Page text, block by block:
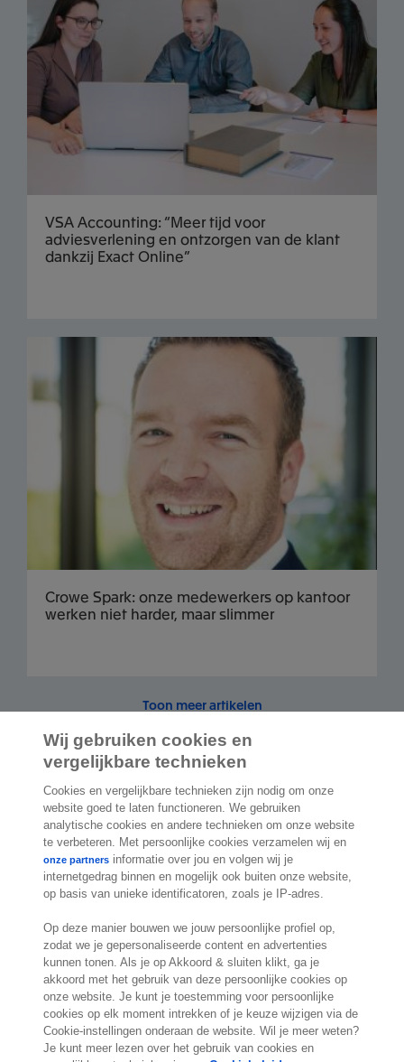
VSA Accounting: “Meer tijd voor
adviesverlening en ontzorgen van de klant
dankzij Exact Online”
Crowe Spark: onze medewerkers op kantoor
werken niet harder, maar slimmer
Toon meer artikelen
2.000 specialistenstaan klaar om je te
helpen
Contact
Exact Belgium
Koningin Astridlaan 166
1780 Wemmel
België
Locatie
Wij gebruiken cookies en
vergelijkbare technieken
Cookies en vergelijkbare technieken zijn nodig om onze
website goed te laten functioneren. We gebruiken
analytische cookies en andere technieken om onze website
te verbeteren. Met persoonlijke cookies verzamelen wij en
onze partners informatie over jou en volgen wij je
internetgedrag binnen en mogelijk ook buiten onze website,
op basis van unieke identificatoren, zoals je IP-adres.
Op deze manier bouwen we jouw persoonlijke profiel op,
zodat we je gepersonaliseerde content en advertenties
kunnen tonen. Als je op Akkoord & sluiten klikt, ga je
akkoord met het gebruik van deze persoonlijke cookies op
onze website. Je kunt je toestemming voor persoonlijke
cookies op elk moment intrekken of je keuze wijzigen via de
Cookie-instellingen onderaan de website. Wil je meer weten?
Je kunt meer lezen over het gebruik van cookies en